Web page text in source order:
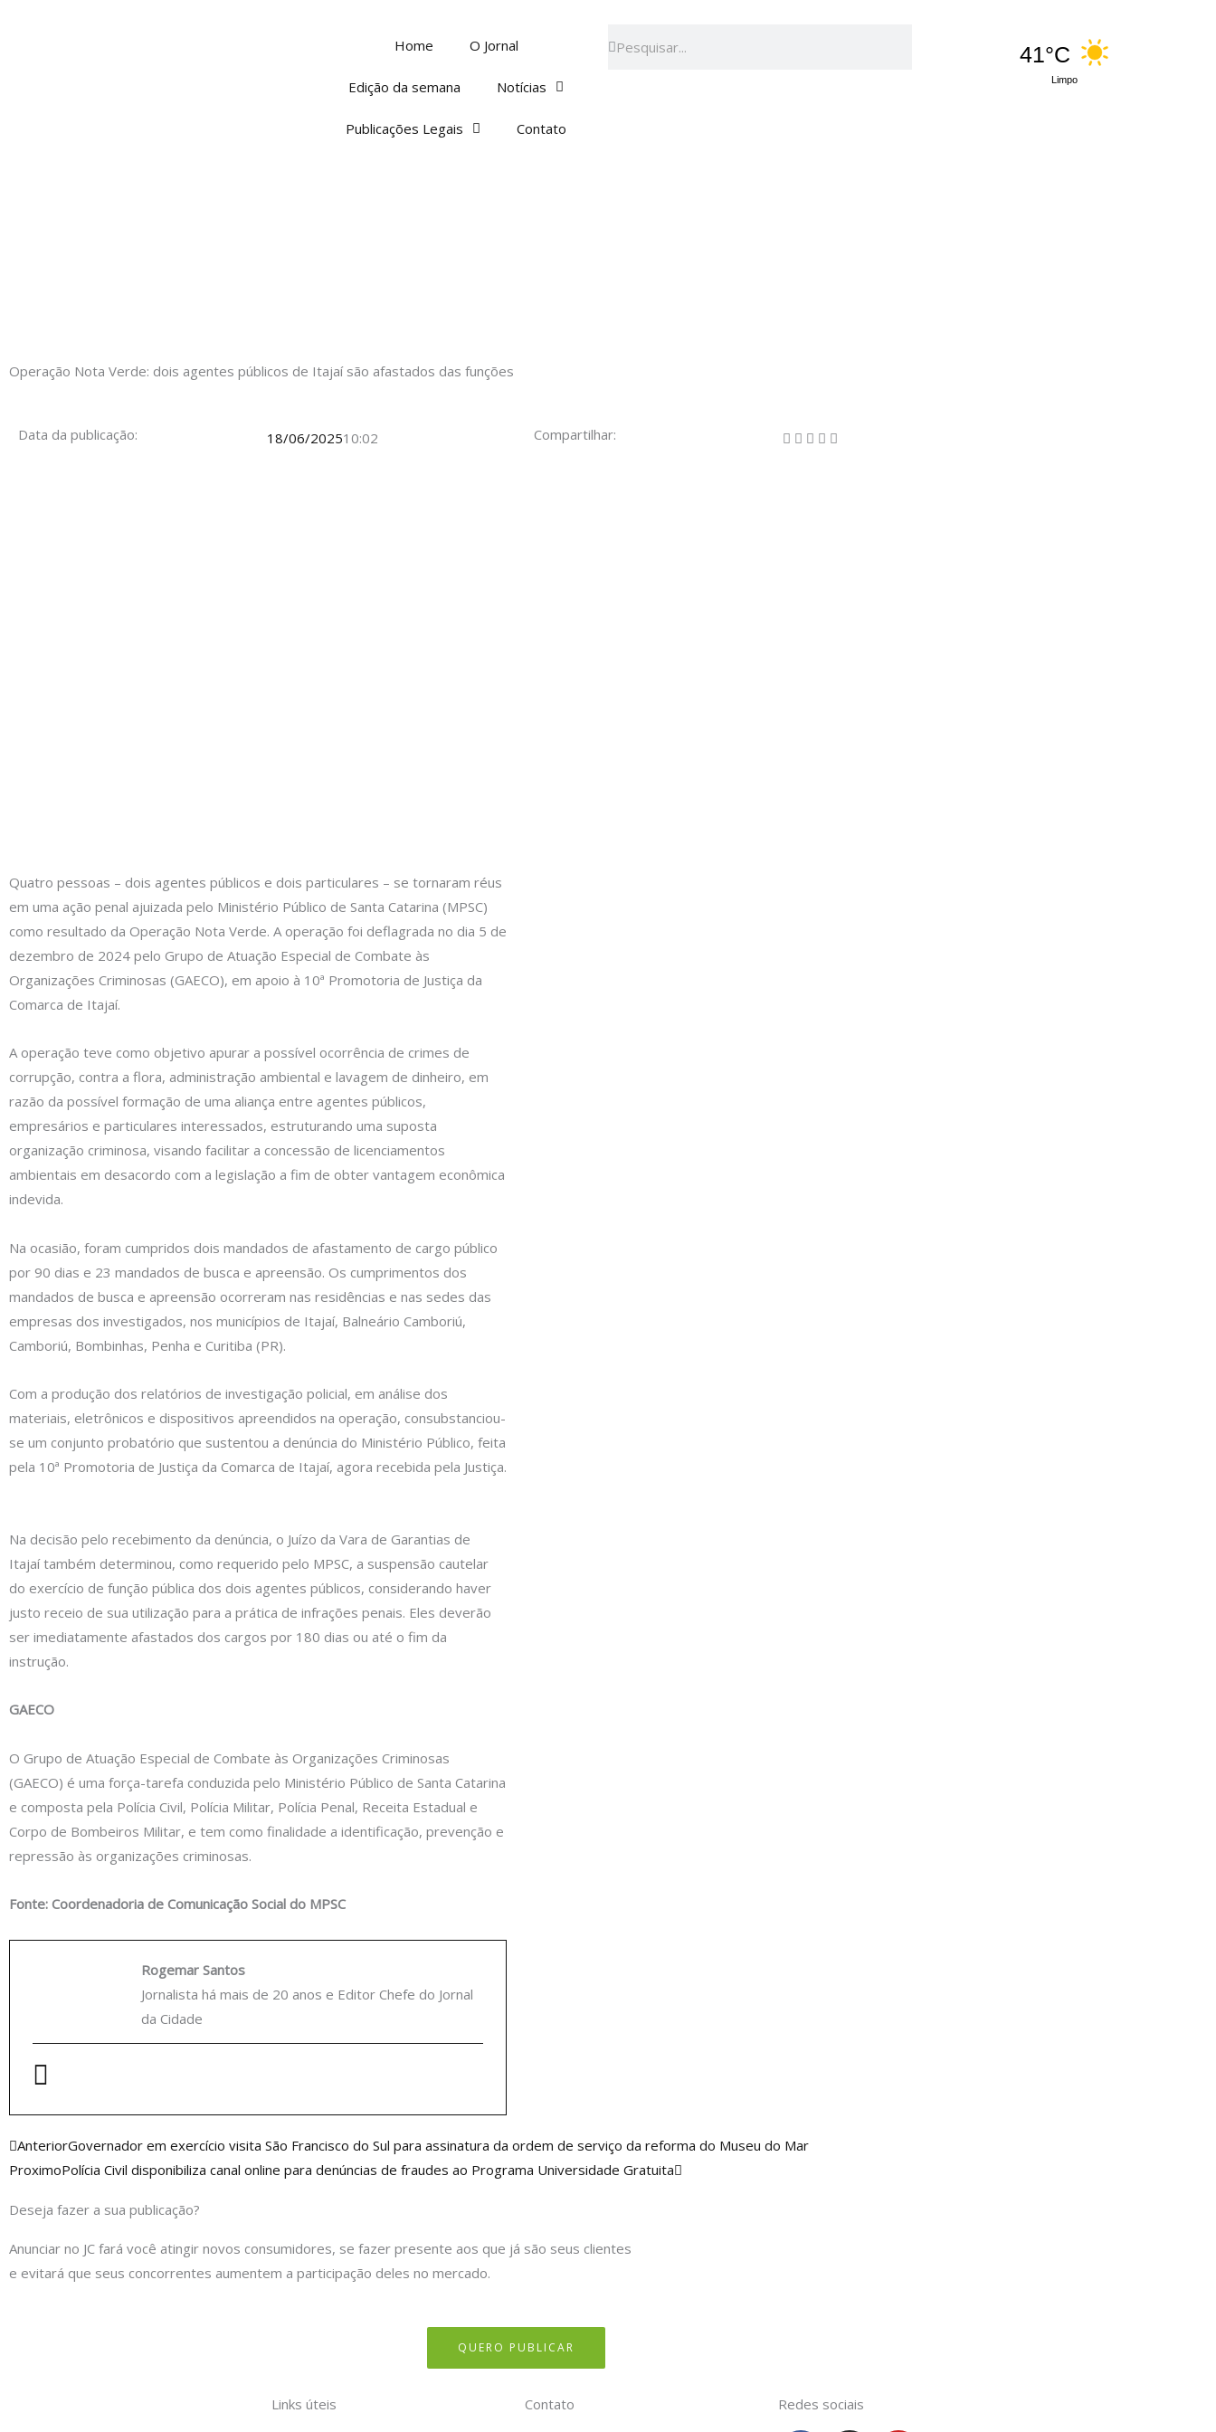
Home O Jornal
Edição da semana Notícias
Publicações Legais Contato
41°C
Limpo
Operação Nota Verde: dois agentes públicos de Itajaí são afastados das funções
Data da publicação: 18/06/202510:02
Quatro pessoas – dois agentes públicos e dois particulares – se tornaram réus
em uma ação penal ajuizada pelo Ministério Público de Santa Catarina (MPSC)
como resultado da Operação Nota Verde. A operação foi deflagrada no dia 5 de
dezembro de 2024 pelo Grupo de Atuação Especial de Combate às
Organizações Criminosas (GAECO), em apoio à 10ª Promotoria de Justiça da
Comarca de Itajaí.
A operação teve como objetivo apurar a possível ocorrência de crimes de
corrupção, contra a flora, administração ambiental e lavagem de dinheiro, em
razão da possível formação de uma aliança entre agentes públicos,
empresários e particulares interessados, estruturando uma suposta
organização criminosa, visando facilitar a concessão de licenciamentos
ambientais em desacordo com a legislação a fim de obter vantagem econômica
indevida.
Na ocasião, foram cumpridos dois mandados de afastamento de cargo público
por 90 dias e 23 mandados de busca e apreensão. Os cumprimentos dos
mandados de busca e apreensão ocorreram nas residências e nas sedes das
empresas dos investigados, nos municípios de Itajaí, Balneário Camboriú,
Camboriú, Bombinhas, Penha e Curitiba (PR).
Com a produção dos relatórios de investigação policial, em análise dos
materiais, eletrônicos e dispositivos apreendidos na operação, consubstanciou-
se um conjunto probatório que sustentou a denúncia do Ministério Público, feita
pela 10ª Promotoria de Justiça da Comarca de Itajaí, agora recebida pela Justiça.
Na decisão pelo recebimento da denúncia, o Juízo da Vara de Garantias de
Itajaí também determinou, como requerido pelo MPSC, a suspensão cautelar
do exercício de função pública dos dois agentes públicos, considerando haver
justo receio de sua utilização para a prática de infrações penais. Eles deverão
ser imediatamente afastados dos cargos por 180 dias ou até o fim da
instrução.
GAECO
O Grupo de Atuação Especial de Combate às Organizações Criminosas
(GAECO) é uma força-tarefa conduzida pelo Ministério Público de Santa Catarina
e composta pela Polícia Civil, Polícia Militar, Polícia Penal, Receita Estadual e
Corpo de Bombeiros Militar, e tem como finalidade a identificação, prevenção e
repressão às organizações criminosas.
Fonte: Coordenadoria de Comunicação Social do MPSC
Rogemar Santos
Jornalista há mais de 20 anos e Editor Chefe do Jornal
da Cidade
Compartilhar:
Anterior
AnteriorGovernador em exercício visita São Francisco do Sul para assinatura da ordem de serviço da reforma do Museu do Mar
ProximoPolícia Civil disponibiliza canal online para denúncias de fraudes ao Programa Universidade Gratuita
Próximo
Deseja fazer a sua publicação?
Anunciar no JC fará você atingir novos consumidores, se fazer presente aos que já são seus clientes
e evitará que seus concorrentes aumentem a participação deles no mercado.
QUERO PUBLICAR
Links úteis Contato Redes sociais